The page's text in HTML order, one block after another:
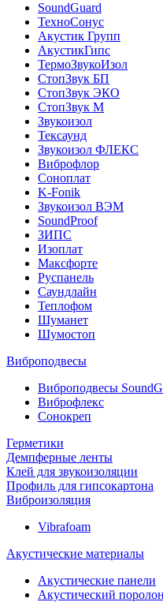
SoundGuard
ТехноСонус
Акустик Групп
АкустикГипс
ТермоЗвукоИзол
СтопЗвук БП
СтопЗвук ЭКО
СтопЗвук М
Звукоизол
Тексаунд
Звукоизол ФЛЕКС
Виброфлор
Соноплат
K-Fonik
Звукоизол ВЭМ
SoundProof
ЗИПС
Изоплат
Максфорте
Руспанель
Саундлайн
Теплофом
Шуманет
Шумостоп
Виброподвесы
Виброподвесы
Виброфлекс
Сонокреп
Герметики
Демпферные ленты
Клей для звукоизоляции
Профиль для гипсокартона
Виброизоляция
Vibrafoam
Акустические материалы
Акустические панели
Акустический поролон